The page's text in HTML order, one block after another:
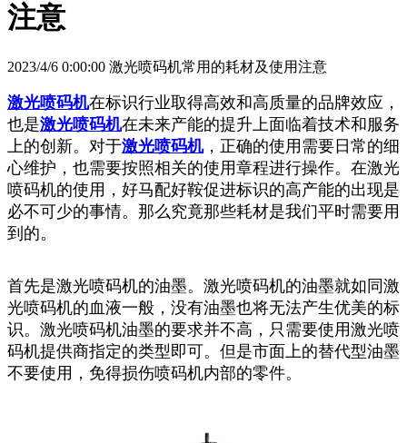
注意
2023/4/6 0:00:00 激光喷码机常用的耗材及使用注意
激光喷码机在标识行业取得高效和高质量的品牌效应，
也是激光喷码机在未来产能的提升上面临着技术和服务
上的创新。对于激光喷码机，正确的使用需要日常的细
心维护，也需要按照相关的使用章程进行操作。在激光
喷码机的使用，好马配好鞍促进标识的高产能的出现是
必不可少的事情。那么究竟那些耗材是我们平时需要用
到的。
首先是激光喷码机的油墨。激光喷码机的油墨就如同激
光喷码机的血液一般，没有油墨也将无法产生优美的标
识。激光喷码机油墨的要求并不高，只需要使用激光喷
码机提供商指定的类型即可。但是市面上的替代型油墨
不要使用，免得损伤喷码机内部的零件。